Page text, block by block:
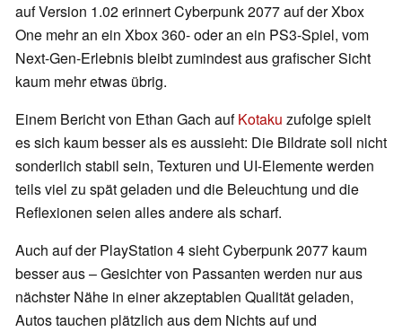
auf Version 1.02 erinnert Cyberpunk 2077 auf der Xbox
One mehr an ein Xbox 360- oder an ein PS3-Spiel, vom
Next-Gen-Erlebnis bleibt zumindest aus grafischer Sicht
kaum mehr etwas übrig.
Einem Bericht von Ethan Gach aufKotaku zufolge spielt
es sich kaum besser als es aussieht: Die Bildrate soll nicht
sonderlich stabil sein, Texturen und UI-Elemente werden
teils viel zu spät geladen und die Beleuchtung und die
Reflexionen seien alles andere als scharf.
Auch auf der PlayStation 4 sieht Cyberpunk 2077 kaum
besser aus – Gesichter von Passanten werden nur aus
nächster Nähe in einer akzeptablen Qualität geladen,
Autos tauchen plätzlich aus dem Nichts auf und